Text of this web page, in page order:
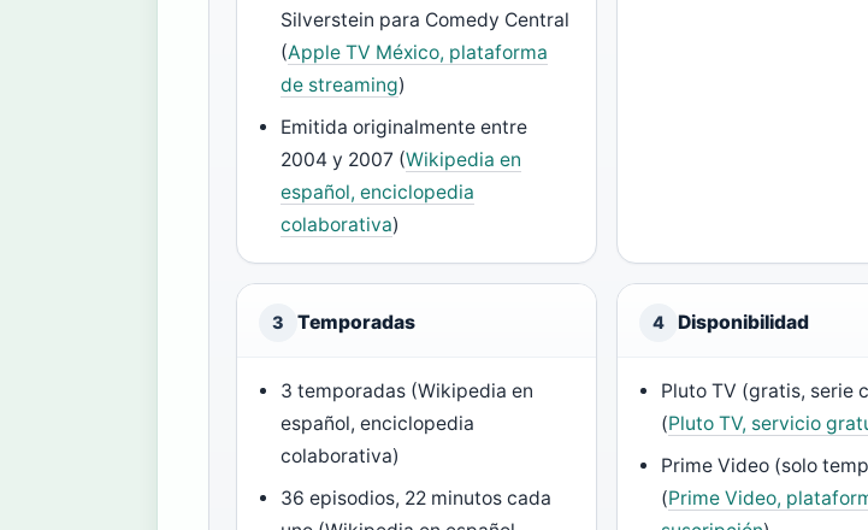
Silverstein para Comedy Central
(Apple TV México, plataforma
de streaming)
Emitida originalmente entre
2004 y 2007 (Wikipedia en
español, enciclopedia
colaborativa)
3 Temporadas
3 temporadas (Wikipedia en
español, enciclopedia
colaborativa)
36 episodios, 22 minutos cada
4 Disponibilidad
Pluto TV (gratis, serie
(Pluto TV, servicio
Prime Video (solo
(Prime Video,